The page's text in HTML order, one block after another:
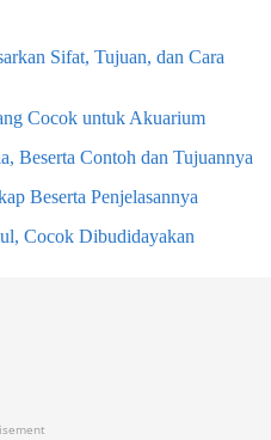
Sifat, Tujuan, dan Cara
Cocok untuk Akuarium
Beserta Contoh dan Tujuannya
Beserta Penjelasannya
Cocok Dibudidayakan